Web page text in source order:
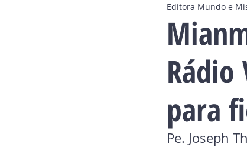
para
Editora Mundo e
Pe. Joseph